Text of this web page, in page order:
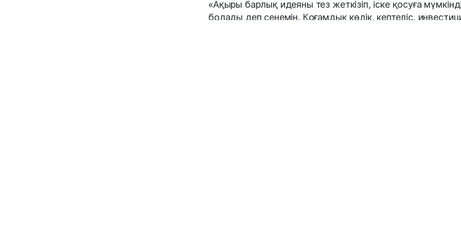
«Ақыры барлық идеяны тез жеткізіп, іске қосуға
болады деп сенемін. Қоғамдық көлік, кептеліс,